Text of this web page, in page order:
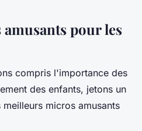
pour les
compris l'importance des
des enfants, jetons un
micros amusants